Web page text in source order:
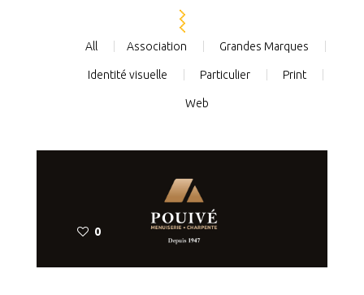
All Association Grandes Marques
Identité visuelle Particulier Print
Web
0